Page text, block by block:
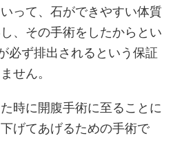
って、石ができやすい体質
、その手術をしたからとい
必ず排出されるという保証
せん。
時に開腹手術に至ることに
げてあげるための手術で